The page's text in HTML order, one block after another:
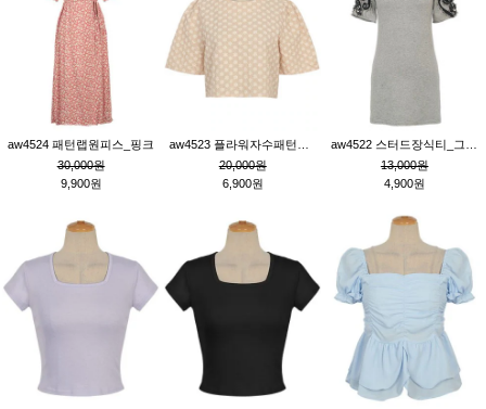
aw4524 패턴랩원피스_핑크
30,000원
9,900원
20,000원
6,900원
13,000원
4,900원